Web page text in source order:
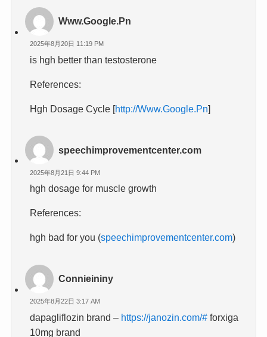
Www.Google.Pn
2025年8月20日 11:19 PM
is hgh better than testosterone
References:
Hgh Dosage Cycle [http://Www.Google.Pn]
speechimprovementcenter.com
2025年8月21日 9:44 PM
hgh dosage for muscle growth
References:
hgh bad for you (speechimprovementcenter.com)
Connieininy
2025年8月22日 3:17 AM
dapagliflozin brand – https://janozin.com/# forxiga
10mg brand